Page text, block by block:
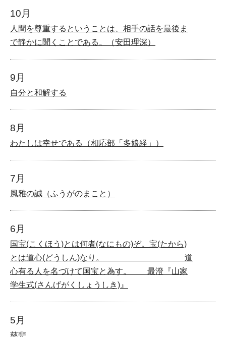
10月
人間を尊重するということは、相手の話を最後ま
で静かに聞くことである。（安田理深）
9月
自分と和解する
8月
わたしは幸せである（相応部「多娘経」）
7月
風雅の誠（ふうがのまこと）
6月
国宝(こくほう)とは何者(なにもの)ぞ。宝(たから)
とは道心(どうしん)なり。 道
心有る人を名づけて国宝と為す。 最澄『山家
学生式(さんげがくしょうしき)』
5月
慈悲